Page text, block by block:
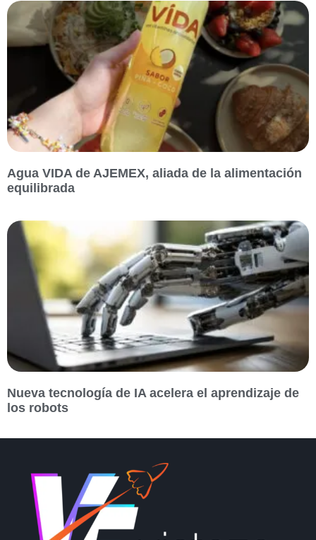
Agua VIDA de AJEMEX, aliada de la alimentación
equilibrada
Nueva tecnología de IA acelera el aprendizaje de
los robots